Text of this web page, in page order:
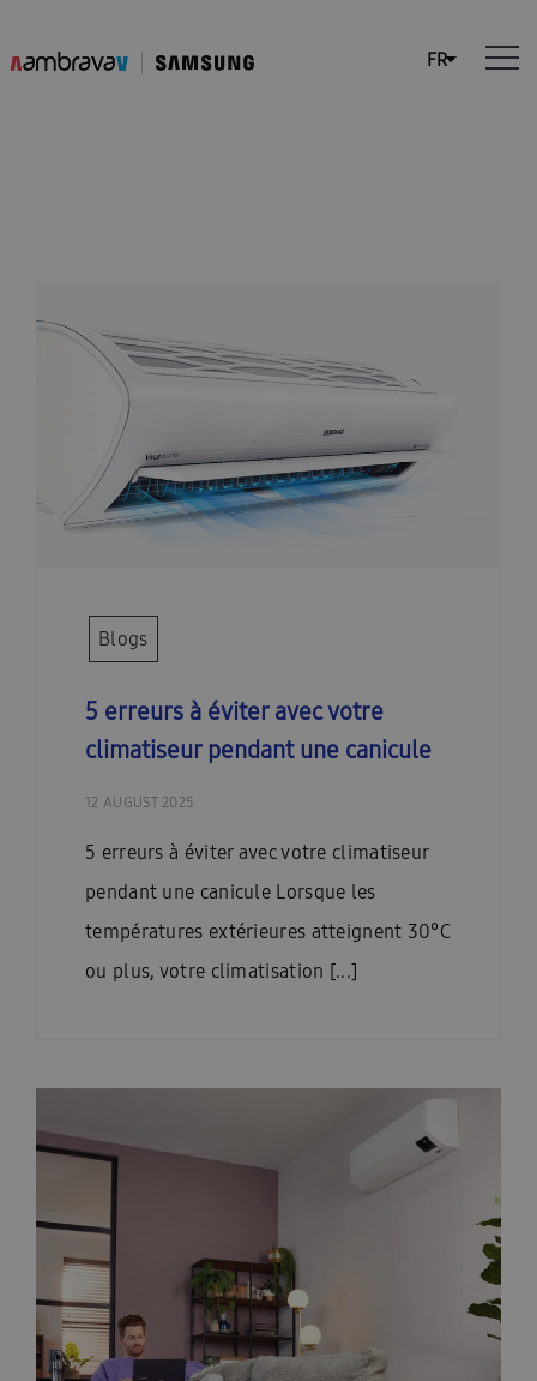
Blogs
5 erreurs à éviter avec votre
climatiseur pendant une canicule
12 AUGUST 2025
5 erreurs à éviter avec votre climatiseur
pendant une canicule Lorsque les
températures extérieures atteignent 30°C
ou plus, votre climatisation [...]